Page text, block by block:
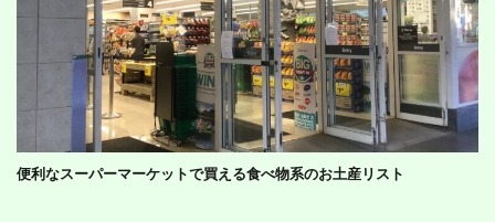
便利なスーパーマーケットで買える食べ物系のお土産リスト